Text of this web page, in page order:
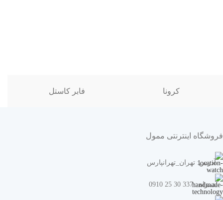
کرونا فابر کاستل
فروشگاه اینترنتی ممول
آدرس: تهران_تهرانپارس
همراه : 337 30 25 0910